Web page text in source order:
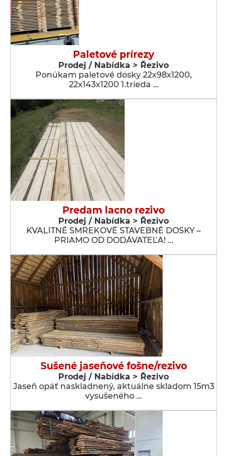
Paletové prírezy
Prodej / Nabídka > Řezivo
Ponúkam paletové dosky 22x98x1200,
22x143x1200 1.trieda …
Predam lacno rezivo
Prodej / Nabídka > Řezivo
KVALITNÉ SMREKOVÉ STAVEBNÉ DOSKY –
PRIAMO OD DODÁVATEĽA! …
Sušené jaseňové fošne/rezivo
Prodej / Nabídka > Řezivo
Jaseň opäť naskladnený, aktuálne skladom 15m3
vysušeného …